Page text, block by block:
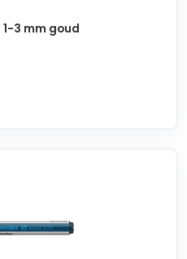
3 mm goud